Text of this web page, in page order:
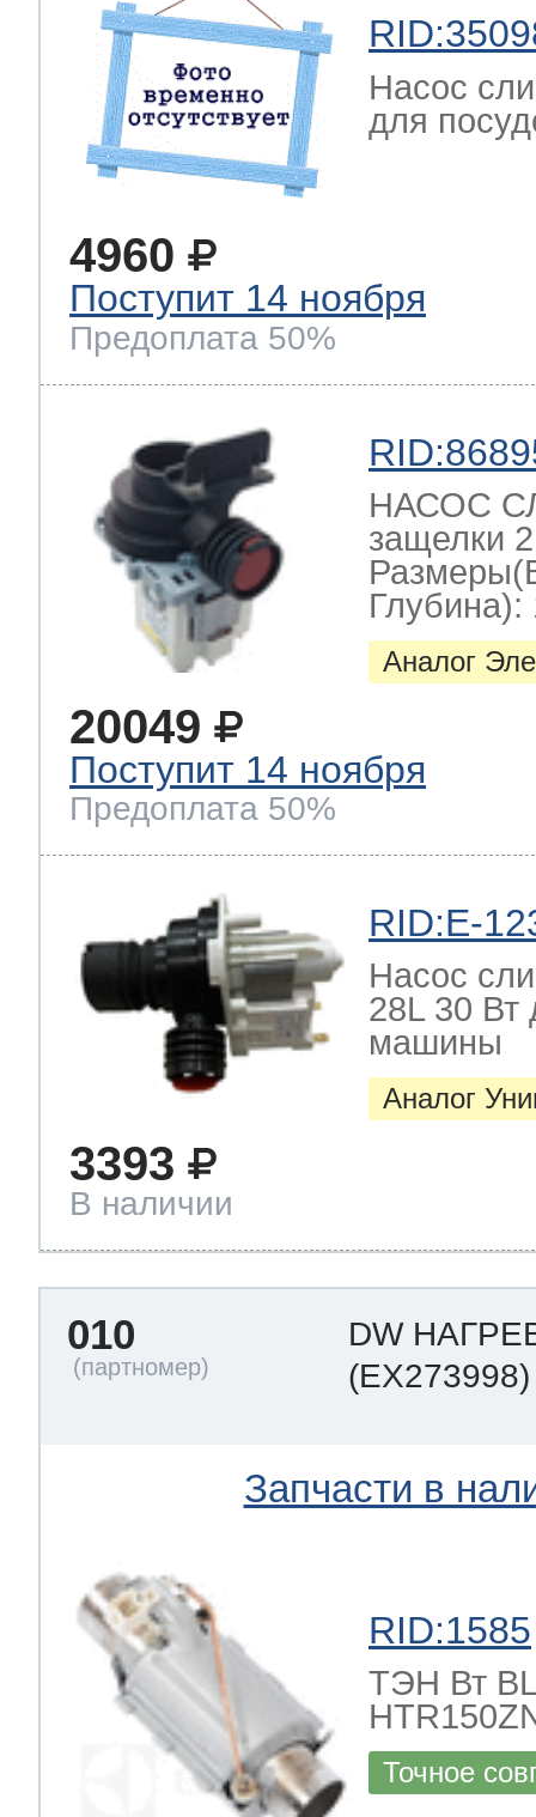
Насос
для
4960
Поступит 14 ноября
Предоплата 50%
НАСОС
защелки
Глубина):
Аналог
20049
Поступит 14 ноября
Предоплата 50%
RID:E-
Насос
28L 30 Вт
машины
Аналог
3393
В наличии
010
DW
(EX273998)
Запчасти в
RID:1585
ТЭН Вт
Точное